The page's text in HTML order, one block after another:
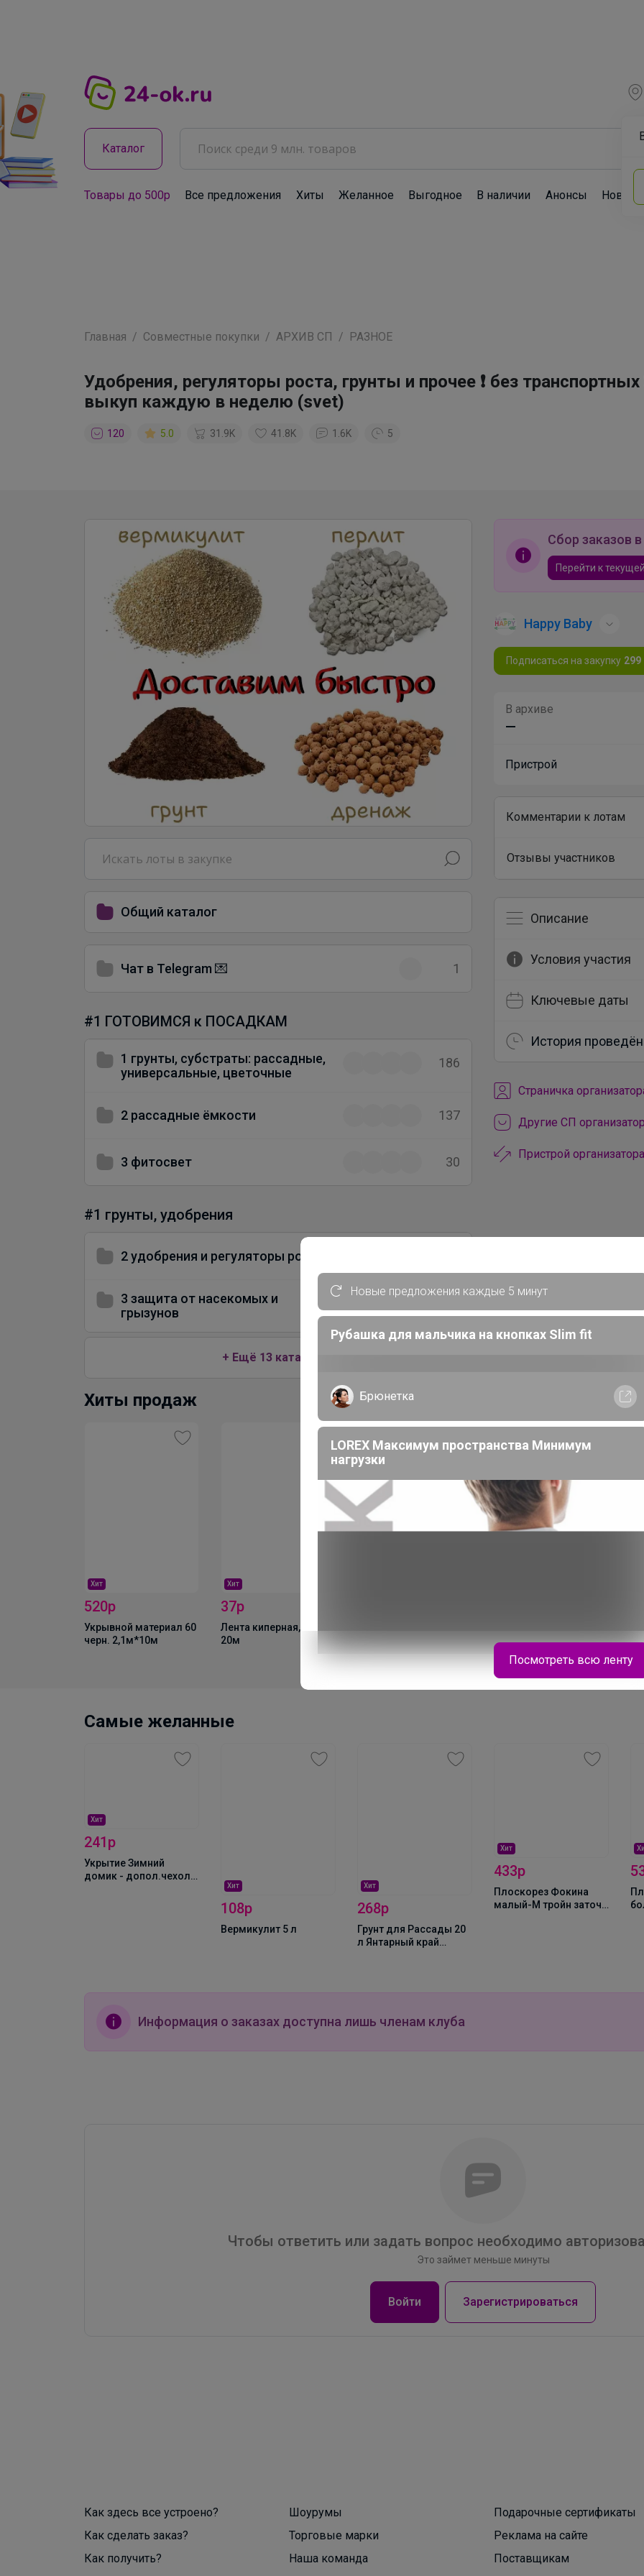
Каталог
Товары до 500р Все предложения Хиты Желанное Выгодное В наличии Анонсы Новости
Главная Совместные покупки АРХИВ СП РАЗНОЕ
Удобрения, регуляторы роста, грунты и прочее ❗ без
выкуп каждую в неделю (svet)
120 5.0 31.9K 41.8K 1.6K 5
Общий каталог
Чат в Telegram 💌 1
#1 ГОТОВИМСЯ к ПОСАДКАМ
1 грунты, субстраты: рассадные,
универсальные, цветочные
186
2 рассадные ёмкости 137
3 фитосвет 30
#1 грунты, удобрения
2 удобрения и регуляторы роста
3 защита от насекомых и
грызунов
+ Ещё 13 каталогов
Сбор заказов
Перейти к
Happy Baby
Подписаться на закупку 299
В архиве
—
Пристрой
Комментарии к лотам
Отзывы участников
Описание
Условия участия
Ключевые даты
История
Cтраничка
Другие СП
Пристрой
Хиты продаж
Хит
520р
Укрывной материал 60
черн. 2,1м*10м
Хит
37р
Лента киперная, 8мм,
20м
ПВХ) d 8мм
Самые желанные
Хит
241р
Укрытие Зимний
домик - допол.чехол h
Хит
108р
Вермикулит 5 л
Хит
268р
Грунт для Рассады 20
л Янтарный край
Хит
433р
Плоскорез Фокина
малый-М тройн заточ
Информация о заказах доступна лишь членам клуба
Чтобы ответить или задать вопрос необходимо
Это займет меньше минуты
Войти Зарегистрироваться
Как здесь все устроено?
Как сделать заказ?
Как получить?
Шоурумы
Торговые марки
Наша команда
Подарочные сертификаты
Реклама на сайте
Поставщикам
Новые предложения каждые 5 минут
Рубашка для мальчика на кнопках Slim fit
Брюнетка
LOREX Максимум пространства Минимум
нагрузки
_Настя_
Посмотреть всю ленту